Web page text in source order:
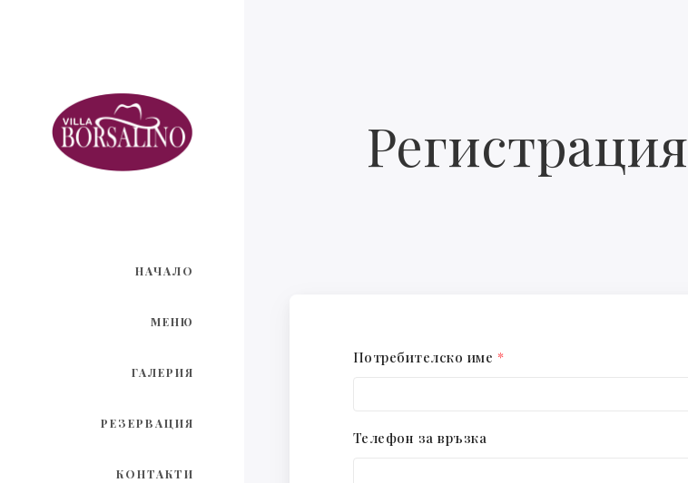
НАЧАЛО
МЕНЮ
ГАЛЕРИЯ
РЕЗЕРВАЦИЯ
КОНТАКТИ
Регистрация
Потребителско име *
Телефон за връзка